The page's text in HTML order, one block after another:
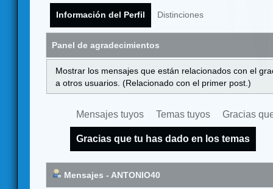
Información del Perfil Distinciones
Panel de agradecimientos
Mostrar los mensajes que están relacionados con el
a otros usuarios. (Relacionado con el primer post.)
Mensajes tuyos Temas tuyos Gracias
Gracias que tu has dado en los temas
Mensajes - ANTONIO40